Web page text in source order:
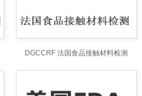
DGCCRF 法国食品接触材料检测